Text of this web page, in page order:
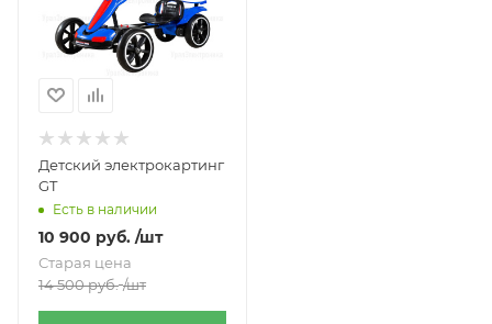
Детский электрокартинг
GT
Есть в наличии
10 900 руб. /шт
Старая цена
14 500руб. /шт